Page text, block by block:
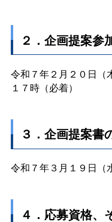
２．企画提案参
令和７年２月２０日（
１７時（必着）
３．企画提案書
令和７年３月１９日（
４．応募資格、